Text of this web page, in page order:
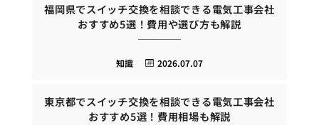
福岡県でスイッチ交換を相談できる電気工事会社
おすすめ5選！費用や選び方も解説
2026.07.07
知識
東京都でスイッチ交換を相談できる電気工事会社
おすすめ5選！費用相場も解説